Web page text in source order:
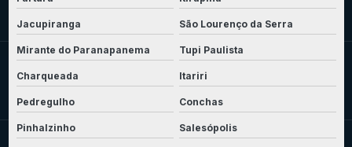
Jacupiranga São Lourenço da Serra
Mirante do Paranapanema Tupi Paulista
Charqueada Itariri
Pedregulho Conchas
Pinhalzinho Salesópolis